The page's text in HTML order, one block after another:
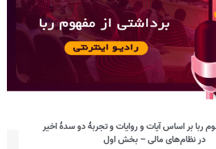
ربا بر اساس آیات و روایات و تجربۀ دو سدۀ اخیر
در نظام‌های مالی – بخش اول